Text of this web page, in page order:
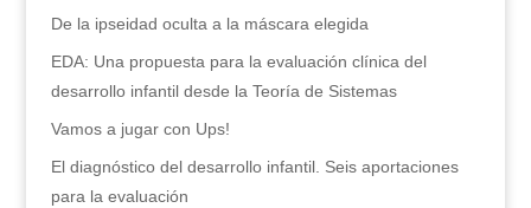
De la ipseidad oculta a la máscara elegida
EDA: Una propuesta para la evaluación clínica del
desarrollo infantil desde la Teoría de Sistemas
Vamos a jugar con Ups!
El diagnóstico del desarrollo infantil. Seis aportaciones
para la evaluación